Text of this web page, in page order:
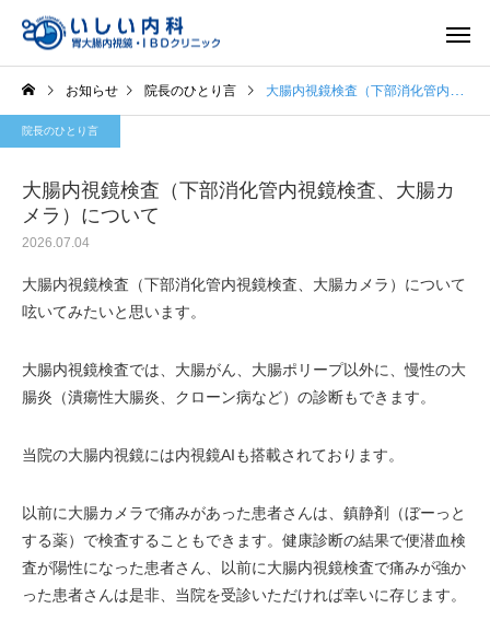
お知らせ 院長のひとり言 大腸内視鏡検査（下部消化管内視鏡検査、大腸カメラ）について
院長のひとり言
大腸内視鏡検査（下部消化管内視鏡検査、大腸カ
メラ）について
2026.07.04
大腸内視鏡検査（下部消化管内視鏡検査、大腸カメラ）について
呟いてみたいと思います。
大腸内視鏡検査では、大腸がん、大腸ポリープ以外に、慢性の大
腸炎（潰瘍性大腸炎、クローン病など）の診断もできます。
当院の大腸内視鏡には内視鏡AIも搭載されております。
以前に大腸カメラで痛みがあった患者さんは、鎮静剤（ぼーっと
する薬）で検査することもできます。健康診断の結果で便潜血検
査が陽性になった患者さん、以前に大腸内視鏡検査で痛みが強か
った患者さんは是非、当院を受診いただければ幸いに存じます。